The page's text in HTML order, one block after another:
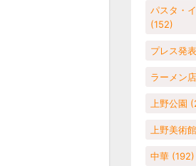
パスタ・
(152)
プレス発
ラーメン店
上野公園
上野美術
中華 (192)